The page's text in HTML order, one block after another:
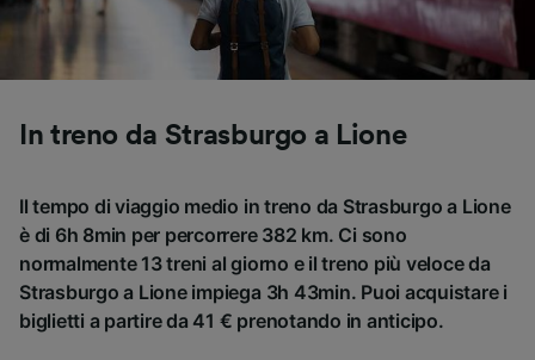
In treno da Strasburgo a Lione
Il tempo di viaggio medio in treno da Strasburgo a Lione
è di 6h 8min per percorrere 382 km. Ci sono
normalmente 13 treni al giorno e il treno più veloce da
Strasburgo a Lione impiega 3h 43min. Puoi acquistare i
biglietti a partire da 41 € prenotando in anticipo.